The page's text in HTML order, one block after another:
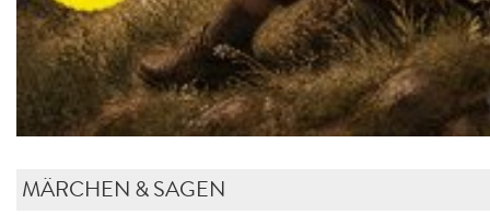
MÄRCHEN & SAGEN